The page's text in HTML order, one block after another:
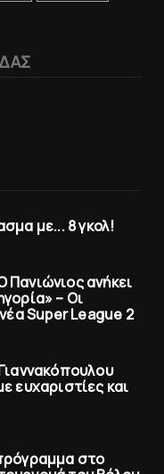
με... 8 γκολ!
ανήκει
– Οι
Super League 2
ευχαριστίες και
στο